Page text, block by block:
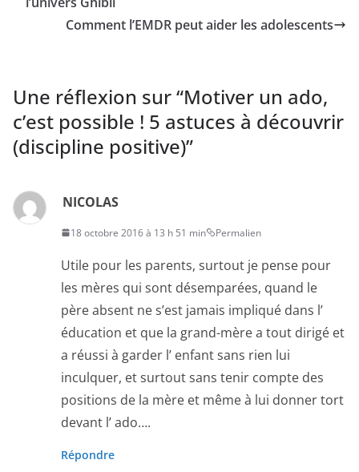
Comment l’EMDR peut aider les adolescents
Une réflexion sur “Motiver un ado,
c’est possible ! 5 astuces à découvrir
(discipline positive)”
NICOLAS
18 octobre 2016 à 13 h 51 min Permalien
Utile pour les parents, surtout je pense pour
les mères qui sont désemparées, quand le
père absent ne s’est jamais impliqué dans l’
éducation et que la grand-mère a tout dirigé et
a réussi à garder l’ enfant sans rien lui
inculquer, et surtout sans tenir compte des
positions de la mère et même à lui donner tort
devant l’ ado….
Répondre